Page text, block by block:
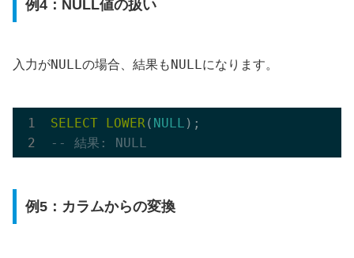
例4：NULL値の扱い
入力がNULLの場合、結果も NULLになります。
SELECT LOWER ( NULL
-- 結果: NULL
例5：カラムからの変換